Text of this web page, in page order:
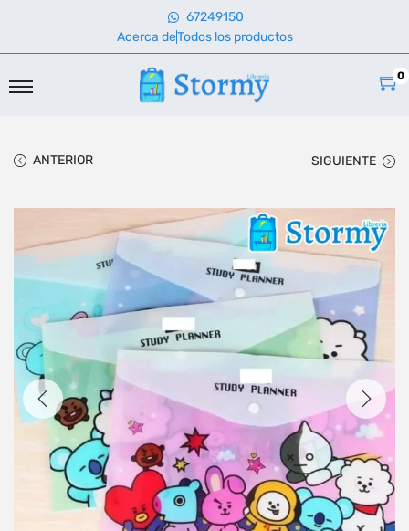
67249150
Acerca deTodos los productos
0
ANTERIOR SIGUIENTE